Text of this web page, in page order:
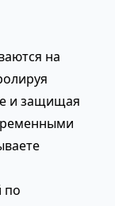
на
и защищая
по